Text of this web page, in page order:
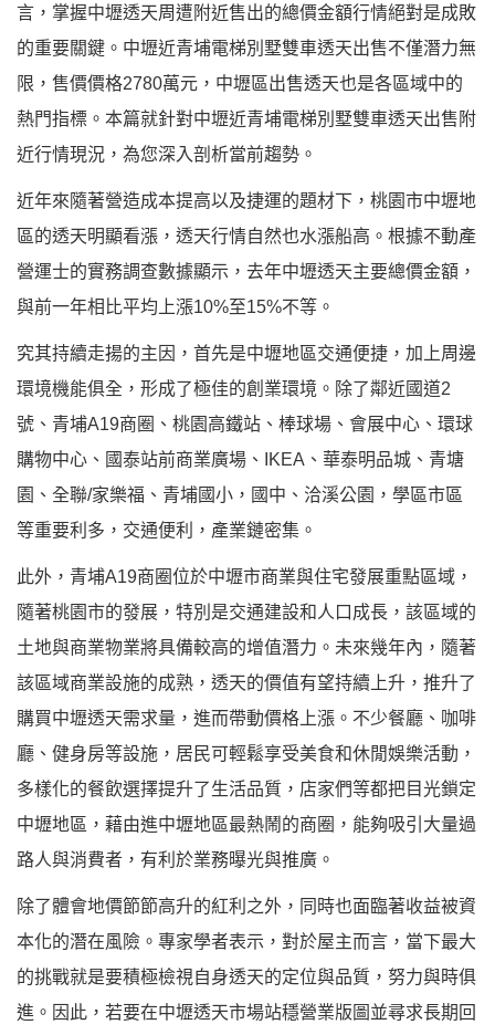
言，掌握中壢透天周遭附近售出的總價金額行情絕對是成敗
的重要關鍵。中壢近青埔電梯別墅雙車透天出售不僅潛力無
限，售價價格2780萬元，中壢區出售透天也是各區域中的
熱門指標。本篇就針對中壢近青埔電梯別墅雙車透天出售附
近行情現況，為您深入剖析當前趨勢。
近年來隨著營造成本提高以及捷運的題材下，桃園市中壢地
區的透天明顯看漲，透天行情自然也水漲船高。根據不動產
營運士的實務調查數據顯示，去年中壢透天主要總價金額，
與前一年相比平均上漲10%至15%不等。
究其持續走揚的主因，首先是中壢地區交通便捷，加上周邊
環境機能俱全，形成了極佳的創業環境。除了鄰近國道2
號、青埔A19商圈、桃園高鐵站、棒球場、會展中心、環球
購物中心、國泰站前商業廣場、IKEA、華泰明品城、青塘
園、全聯/家樂福、青埔國小，國中、洽溪公園，學區市區
等重要利多，交通便利，產業鏈密集。
此外，青埔A19商圈位於中壢市商業與住宅發展重點區域，
隨著桃園市的發展，特別是交通建設和人口成長，該區域的
土地與商業物業將具備較高的增值潛力。未來幾年內，隨著
該區域商業設施的成熟，透天的價值有望持續上升，推升了
購買中壢透天需求量，進而帶動價格上漲。不少餐廳、咖啡
廳、健身房等設施，居民可輕鬆享受美食和休閒娛樂活動，
多樣化的餐飲選擇提升了生活品質，店家們等都把目光鎖定
中壢地區，藉由進中壢地區最熱鬧的商圈，能夠吸引大量過
路人與消費者，有利於業務曝光與推廣。
除了體會地價節節高升的紅利之外，同時也面臨著收益被資
本化的潛在風險。專家學者表示，對於屋主而言，當下最大
的挑戰就是要積極檢視自身透天的定位與品質，努力與時俱
進。因此，若要在中壢透天市場站穩營業版圖並尋求長期回